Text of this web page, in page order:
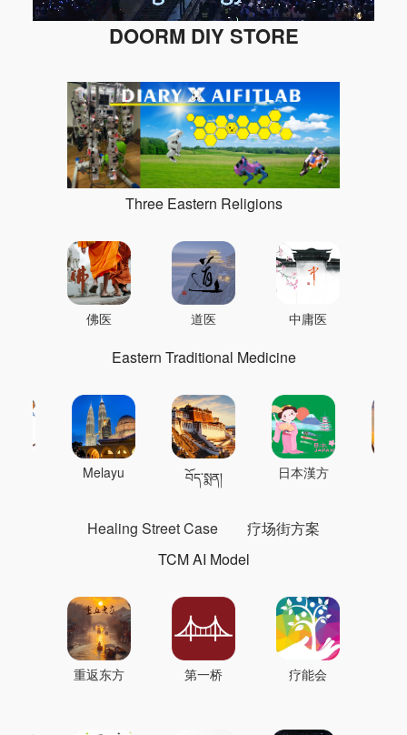
DOORM DIY STORE
Three Eastern Religions
佛医 道医 中庸医
Eastern Traditional Medicine
Melayu བོད་སྨན། 日本漢方
Healing Street Case
疗场街方案
TCM AI Model
重返东方 第一桥 疗能会